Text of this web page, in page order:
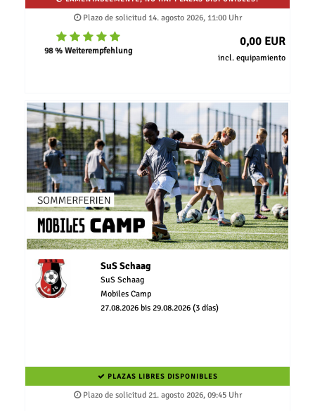
Plazo de solicitud 14. agosto 2026, 11:00 Uhr
98 % Weiterempfehlung
0,00 EUR
incl. equipamiento
SuS Schaag
SuS Schaag
Mobiles Camp
27.08.2026 bis 29.08.2026 (3 días)
PLAZAS LIBRES DISPONIBLES
Plazo de solicitud 21. agosto 2026, 09:45 Uhr